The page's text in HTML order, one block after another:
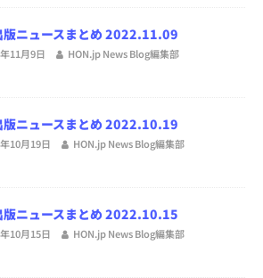
版ニュースまとめ 2022.11.09
11月9日 HON.jp News Blog編集部
版ニュースまとめ 2022.10.19
10月19日 HON.jp News Blog編集部
版ニュースまとめ 2022.10.15
10月15日 HON.jp News Blog編集部